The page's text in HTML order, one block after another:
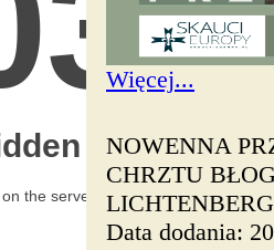
Więcej...
NOWENNA
CHRZTU
Data dodania: